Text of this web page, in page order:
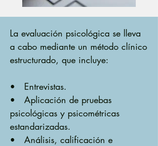
La evaluación psicológica se lleva
a cabo mediante un método clínico
estructurado, que incluye:
• Entrevistas.
• Aplicación de pruebas
psicológicas y psicométricas
estandarizadas.
• Análisis, calificación e